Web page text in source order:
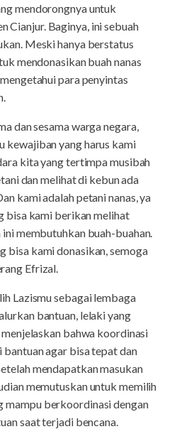
mendorongnya untuk
Cianjur. Baginya, ini sebuah
Meski hanya berstatus
mendonasikan buah nanas
para penyintas
dan sesama warga negara,
kewajiban yang harus kami
kita yang tertimpa musibah
dan melihat di kebun ada
kami adalah petani nanas, ya
bisa kami berikan melihat
membutuhkan buah-buahan.
bisa kami donasikan, semoga
Efrizal.
Lazismu sebagai lembaga
bantuan, lelaki yang
bahwa koordinasi
agar bisa tepat dan
mendapatkan masukan
memutuskan untuk memilih
mampu berkoordinasi dengan
saat terjadi bencana.